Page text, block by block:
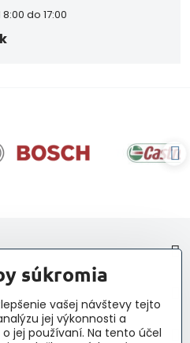
do 17:00
súkromia
vašej návštevy tejto
jej výkonnosti a
jej používaní. Na tento účel